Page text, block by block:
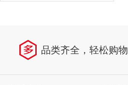
品类齐全，轻松购物